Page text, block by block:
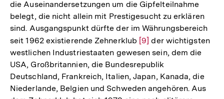
die Auseinandersetzungen um die Gipfelteilnahme
belegt, die nicht allein mit Prestigesucht zu erklären
sind. Ausgangspunkt dürfte der im Währungsbereich
seit 1962 existierende Zehnerklub Zur
Auflösung
der
Fußnote
[9] der wichtigsten
westlichen Industriestaaten gewesen sein, dem die
USA, Großbritannien, die Bundesrepublik
Deutschland, Frankreich, Italien, Japan, Kanada, die
Niederlande, Belgien und Schweden angehören. Aus